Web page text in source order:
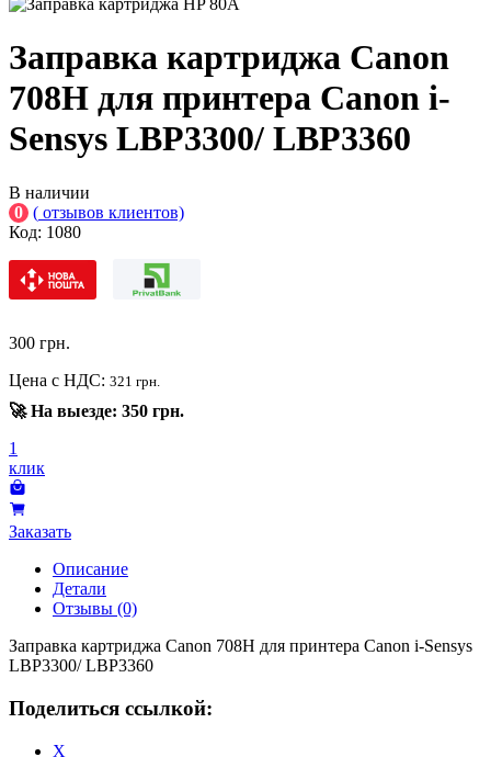
Заправка картриджа Canon
708H для принтера Canon i-
Sensys LBP3300/ LBP3360
В наличии
0 ( отзывов клиентов)
Код: 1080
300 грн.
Цена с НДС: 321 грн.
🚀 На выезде: 350 грн.
1
клик
Заказать
Описание
Детали
Отзывы (0)
Заправка картриджа Canon 708H для принтера Canon i-Sensys
LBP3300/ LBP3360
Поделиться ссылкой:
X